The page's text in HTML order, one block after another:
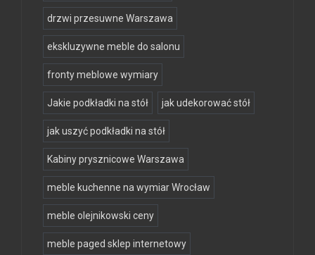
drzwi przesuwne Warszawa
ekskluzywne meble do salonu
fronty meblowe wymiary
Jakie podkładki na stół jak udekorować stół
jak uszyć podkładki na stół
Kabiny prysznicowe Warszawa
meble kuchenne na wymiar Wrocław
meble olejnikowski ceny
meble paged sklep internetowy